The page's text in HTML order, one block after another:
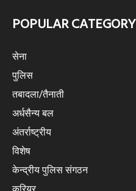
POPULAR CATEGORY
सेना
पुलिस
तबादला/तैनाती
अर्धसैन्य बल
अंतर्राष्ट्रीय
विशेष
केन्द्रीय पुलिस संगठन
करियर